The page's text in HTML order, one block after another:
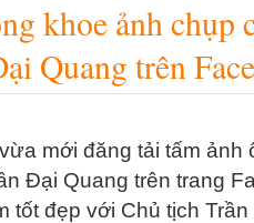
khoe ảnh chụp
Quang trên
mới đăng tải tấm ảnh
Đại Quang trên trang
tốt đẹp với Chủ tịch